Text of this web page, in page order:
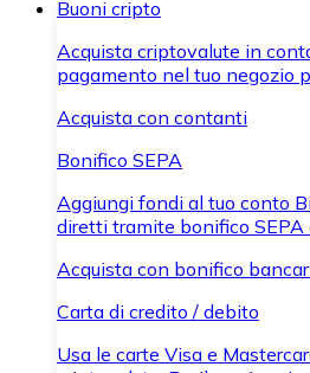
Buoni cripto
Acquista criptovalute in
pagamento nel tuo negozio
Acquista con contanti
Bonifico SEPA
Aggiungi fondi al tuo conto
diretti tramite bonifico SEPA
Acquista con bonifico
Carta di credito / debito
Usa le carte Visa e